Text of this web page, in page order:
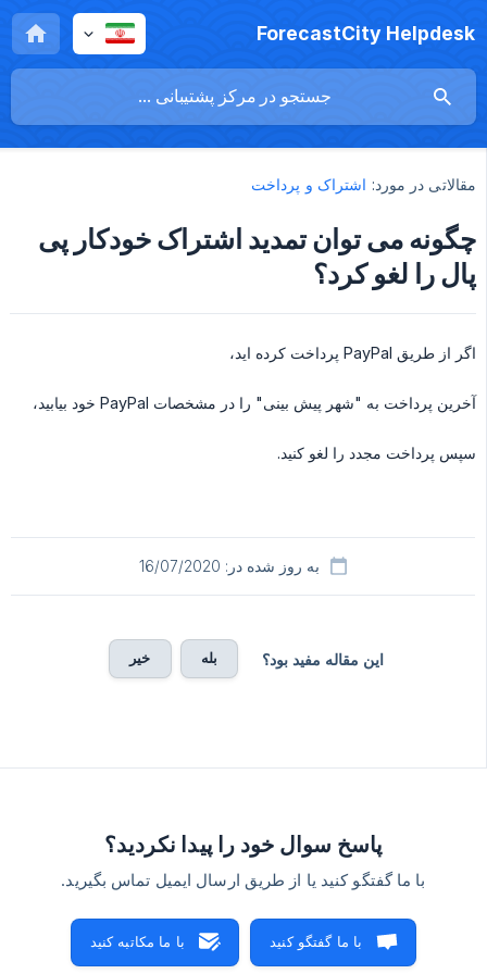
ForecastCity Helpdesk
مقالاتی در مورد: اشتراک و پرداخت
چگونه می توان تمدید اشتراک خودکار پی
پال را لغو کرد؟
اگر از طریق PayPal پرداخت کرده اید،
آخرین پرداخت به "شهر پیش بینی" را در مشخصات PayPal خود بیابید،
سپس پرداخت مجدد را لغو کنید.
به روز شده در: 16/07/2020
این مقاله مفید بود؟ بله خیر
پاسخ سوال خود را پیدا نکردید؟
با ما گفتگو کنید یا از طریق ارسال ایمیل تماس بگیرید.
با ما گفتگو کنید با ما مکاتبه کنید